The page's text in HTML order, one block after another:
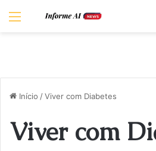
Menu
Início /Viver com Diabetes
Viver com